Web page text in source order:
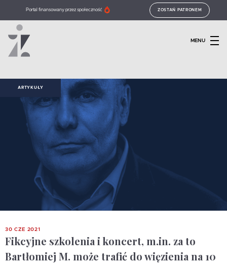
Portal finansowany przez społeczność ZOSTAŃ PATRONEM
MENU
ARTYKUŁY
30 CZE 2021
Fikcyjne szkolenia i koncert, m.in. za to
Bartłomiej M. może trafić do więzienia na 10